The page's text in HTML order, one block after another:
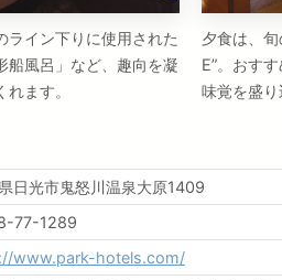
ライン下りに使用された
船風呂」など、趣向を凝
ます。
夕食は、
E”。おす
味覚を盛り
日光市鬼怒川温泉大原1409
77-1289
www.park-hotels.com/